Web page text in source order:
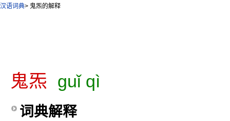
汉语词典> 鬼炁的解释
鬼炁 guǐ qì
词典解释